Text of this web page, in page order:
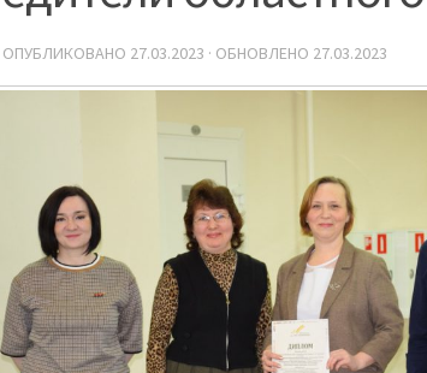
ОПУБЛИКОВАНО 27.03.2023 · ОБНОВЛЕНО 27.03.2023